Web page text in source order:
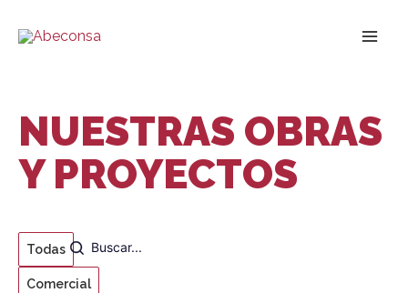
NUESTRAS OBRAS
Y PROYECTOS
Todas
Comercial